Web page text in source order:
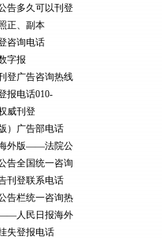
告多久可以刊登
正、副本
咨询电话
字报
登广告咨询热线
报电话010-
威刊登
）广告部电话
外版——法院公
告全国统一咨询
刊登联系电话
告栏统一咨询热
人民日报海外
失登报电话